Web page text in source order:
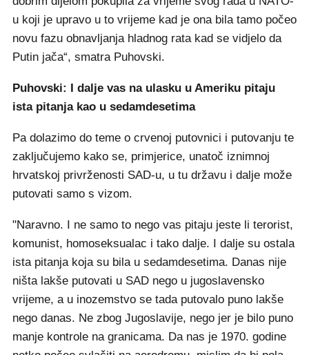
u koji je upravo u to vrijeme kad je ona bila tamo počeo
novu fazu obnavljanja hladnog rata kad se vidjelo da
Putin jača“, smatra Puhovski.
Puhovski: I dalje vas na ulasku u Ameriku pitaju
ista pitanja kao u sedamdesetima
Pa dolazimo do teme o crvenoj putovnici i putovanju te
zaključujemo kako se, primjerice, unatoč iznimnoj
hrvatskoj privrženosti SAD-u, u tu državu i dalje može
putovati samo s vizom.
"Naravno. I ne samo to nego vas pitaju jeste li terorist,
komunist, homoseksualac i tako dalje. I dalje su ostala
ista pitanja koja su bila u sedamdesetima. Danas nije
ništa lakše putovati u SAD nego u jugoslavensko
vrijeme, a u inozemstvo se tada putovalo puno lakše
nego danas. Ne zbog Jugoslavije, nego jer je bilo puno
manje kontrole na granicama. Da nas je 1970. godine